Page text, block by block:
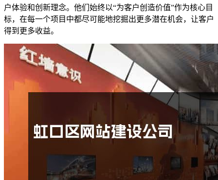
户体验和创新理念。他们始终以“为客户创造价值”作为核心目
标，在每一个项目中都尽可能地挖掘出更多潜在机会，让客户
得到更多收益。